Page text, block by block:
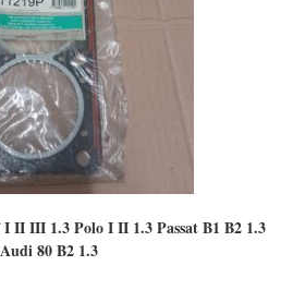
II III 1.3 Polo I II 1.3 Passat B1 B2 1.3
Audi 80 B2 1.3